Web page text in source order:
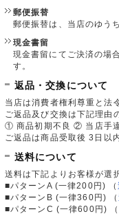
郵便振替
郵便振替は、当店のゆう
現金書留
現金書留にてご決済の場
す。
返品・交換について
当店は消費者権利尊重と法
ご返品及び交換は下記理由
① 商品初期不良 ② 当店手
ご返品は商品受取後 3日以
送料について
送料は下記よりお客様が選
■パターンA (一律200円)
（
■パターンB (一律360円)
（
■パターンC (一律600円)
（